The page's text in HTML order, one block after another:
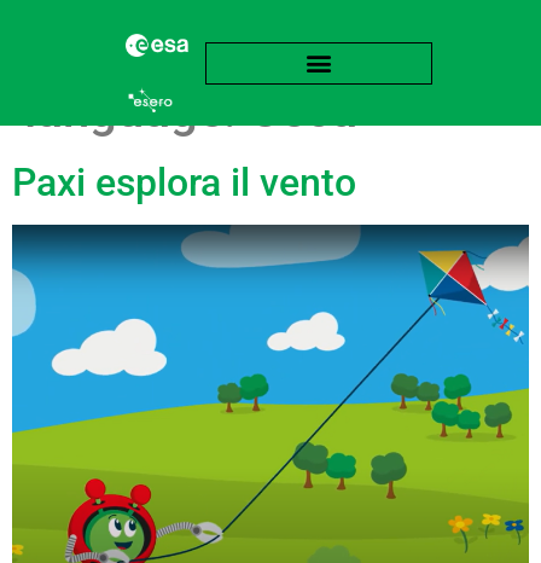
language:Ceca
Paxi esplora il vento